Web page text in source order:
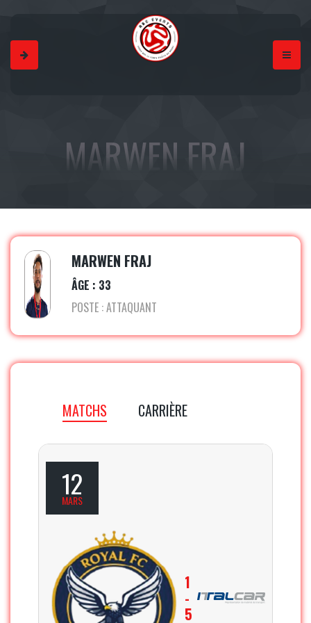
MARWEN FRAJ
MARWEN FRAJ
ÂGE : 33
POSTE : ATTAQUANT
MATCHS CARRIÈRE
12
MARS
1
-
5